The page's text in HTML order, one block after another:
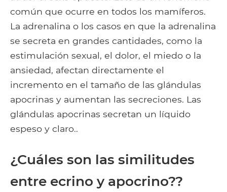
común que ocurre en todos los mamíferos.
La adrenalina o los casos en que la adrenalina
se secreta en grandes cantidades, como la
estimulación sexual, el dolor, el miedo o la
ansiedad, afectan directamente el
incremento en el tamaño de las glándulas
apocrinas y aumentan las secreciones. Las
glándulas apocrinas secretan un líquido
espeso y claro..
¿Cuáles son las similitudes
entre ecrino y apocrino??